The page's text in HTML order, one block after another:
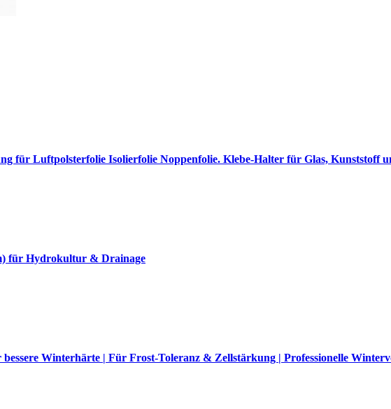
für Luftpolsterfolie Isolierfolie Noppenfolie. Klebe-Halter für Glas, Kunststoff
für Hydrokultur & Drainage
Winterhärte | Für Frost-Toleranz & Zellstärkung | Professionelle